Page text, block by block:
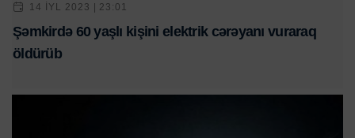
14 IYL 2023 | 23:01
Şəmkirdə 60 yaşlı kişini elektrik cərəyanı vuraraq
öldürüb